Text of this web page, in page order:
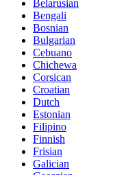
Belarusian
Bengali
Bosnian
Bulgarian
Cebuano
Chichewa
Corsican
Croatian
Dutch
Estonian
Filipino
Finnish
Frisian
Galician